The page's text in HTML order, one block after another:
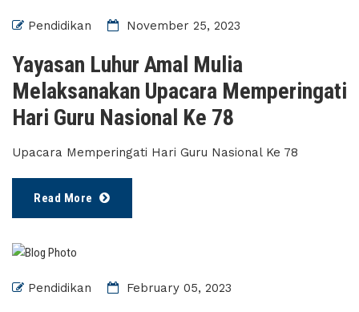
Pendidikan November 25, 2023
Yayasan Luhur Amal Mulia
Melaksanakan Upacara Memperingati
Hari Guru Nasional Ke 78
Upacara Memperingati Hari Guru Nasional Ke 78
Read More
Pendidikan February 05, 2023